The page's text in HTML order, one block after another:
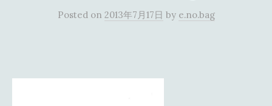
Posted on 2013年7月17日 by e.no.bag